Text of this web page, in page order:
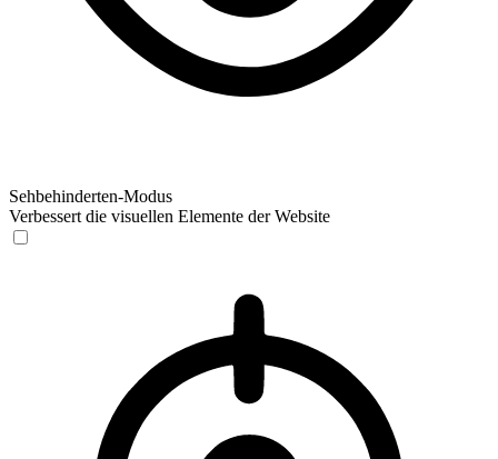
Sehbehinderten-Modus
Verbessert die visuellen Elemente der Website